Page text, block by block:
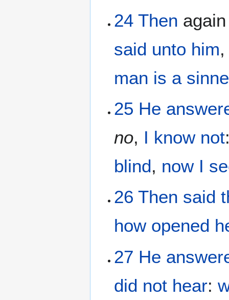
24 Then
said unto him
man is a
25 He
no, I know not
blind, now I
26 Then said
how opened
27 He
did not hear: